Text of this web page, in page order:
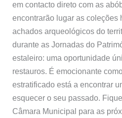
em contacto direto com as
encontrarão lugar as coleções
achados arqueológicos do
durante as Jornadas do
estaleiro: uma oportunidade
restauros. É emocionante
estratificado está a encontrar
esquecer o seu passado.
Câmara Municipal para as